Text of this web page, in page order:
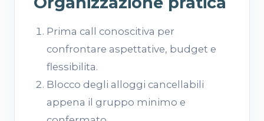
Prima call conoscitiva per
confrontare aspettative, budget e
flessibilita.
Blocco degli alloggi cancellabili
appena il gruppo minimo e